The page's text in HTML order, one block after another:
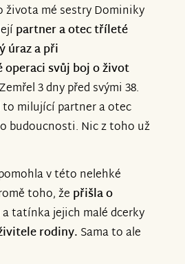
života mé sestry Dominiky
partner a otec tříleté
úraz a při
svůj boj o život
Zemřel 3 dny před svými 38.
milující partner a otec
budoucnosti. Nic z toho už
v této nelehké
toho, že přišla o
a tatínka jejich malé dcerky
rodiny. Sama to ale